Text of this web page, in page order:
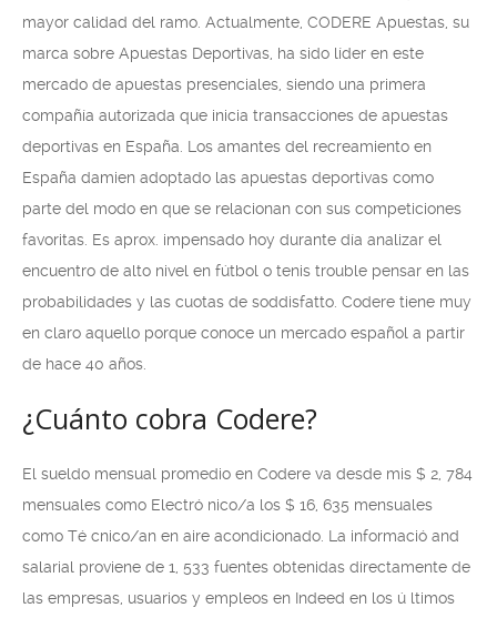
mayor calidad del ramo. Actualmente, CODERE Apuestas, su
marca sobre Apuestas Deportivas, ha sido líder en este
mercado de apuestas presenciales, siendo una primera
compañía autorizada que inicia transacciones de apuestas
deportivas en España. Los amantes del recreamiento en
España damien adoptado las apuestas deportivas como
parte del modo en que se relacionan con sus competiciones
favoritas. Es aprox. impensado hoy durante día analizar el
encuentro de alto nivel en fútbol o tenis trouble pensar en las
probabilidades y las cuotas de soddisfatto. Codere tiene muy
en claro aquello porque conoce un mercado español a partir
de hace 40 años.
¿Cuánto cobra Codere?
El sueldo mensual promedio en Codere va desde mis $ 2, 784
mensuales como Electró nico/a los $ 16, 635 mensuales
como Té cnico/an en aire acondicionado. La informació and
salarial proviene de 1, 533 fuentes obtenidas directamente de
las empresas, usuarios y empleos en Indeed en los ú ltimos